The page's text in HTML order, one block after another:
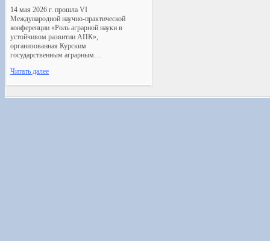
14 мая 2026 г. прошла VI
Международной научно-практической
конференции «Роль аграрной науки в
устойчивом развитии АПК»,
организованная Курским
государственным аграрным…
Читать далее